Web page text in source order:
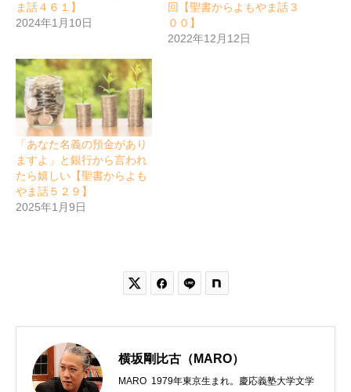
ま話４６１】
2024年1月10日
回【聖書からよもやま話３
００】
2022年12月12日
「あなた名義の預金があり
ますよ」と銀行から言われ
たら嬉しい【聖書からよも
やま話５２９】
2025年1月9日
 
横坂剛比古（MARO）
MARO 1979年東京生まれ。慶応義塾大学文学